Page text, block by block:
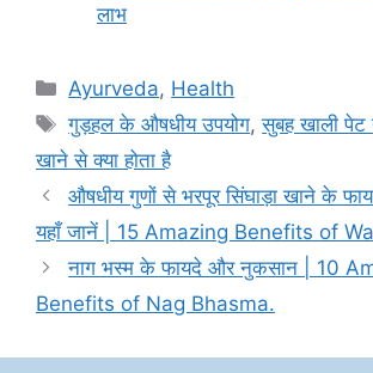
लाभ
Categories
Ayurveda, Health
Tags
गुड़हल के औषधीय उपयोग,सुबह खाली
खाने से क्या होता है
औषधीय गुणों से भरपूर सिंघाड़ा खाने के
यहाँ जानें | 15 Amazing Benefits of
नाग भस्म के फायदे और नुकसान | 10
Benefits of Nag Bhasma.